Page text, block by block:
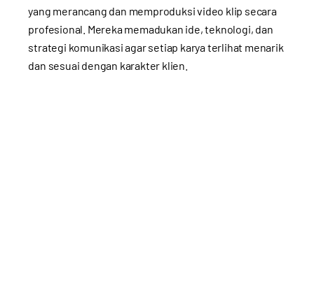
yang merancang dan memproduksi video klip secara
profesional. Mereka memadukan ide, teknologi, dan
strategi komunikasi agar setiap karya terlihat menarik
dan sesuai dengan karakter klien.